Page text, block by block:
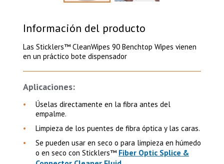
Select to display product image 1
Información del producto
Las Sticklers™ CleanWipes 90 Benchtop Wipes vienen
en un práctico bote dispensador
Aplicaciones:
Úselas directamente en la fibra antes del
empalme.
Limpieza de los puentes de fibra óptica y las caras.
Se pueden usar en seco o para limpieza en húmedo
o en seco con Sticklers™ Fiber Optic Splice &